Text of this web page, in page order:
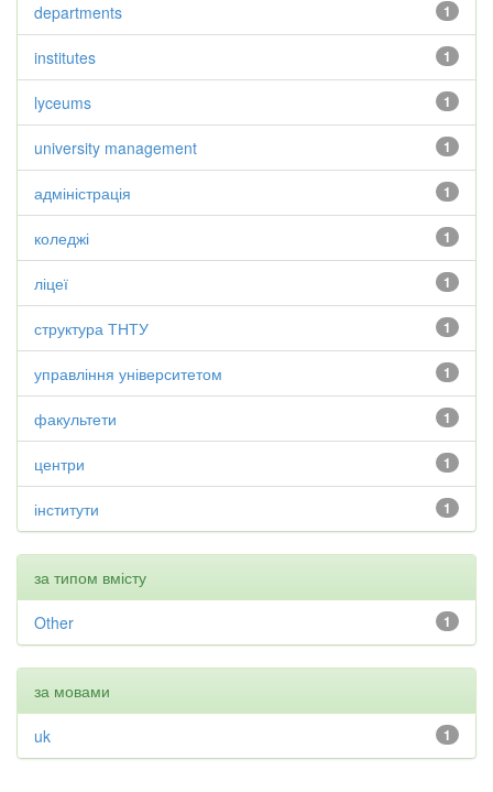
1
departments
1
institutes
1
lyceums
1
university management
1
адміністрація
1
коледжі
1
ліцеї
1
структура ТНТУ
1
управління університетом
1
факультети
1
центри
1
інститути
за типом вмісту
1
Other
за мовами
1
uk